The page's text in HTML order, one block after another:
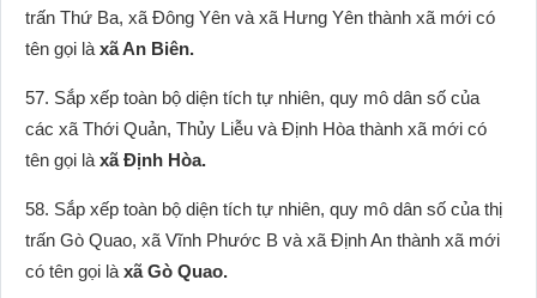
trấn Thứ Ba, xã Đông Yên và xã Hưng Yên thành xã mới có
tên gọi là xã An Biên.
57. Sắp xếp toàn bộ diện tích tự nhiên, quy mô dân số của
các xã Thới Quản, Thủy Liễu và Định Hòa thành xã mới có
tên gọi là xã Định Hòa.
58. Sắp xếp toàn bộ diện tích tự nhiên, quy mô dân số của thị
trấn Gò Quao, xã Vĩnh Phước B và xã Định An thành xã mới
có tên gọi là xã Gò Quao.